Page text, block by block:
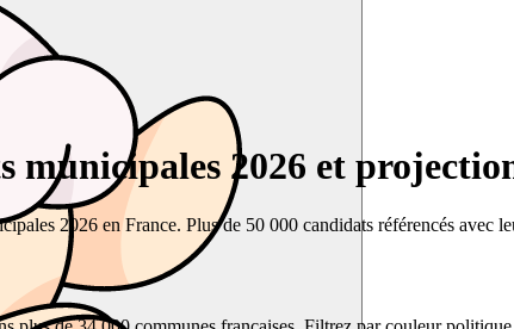
2026 et
2026 en France. Plus de 50 000 candidats référencés avec